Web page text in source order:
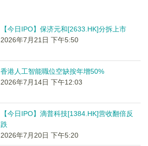
【今日IPO】保济元和[2633.HK]分拆上市
2026年7月21日 下午5:50
香港人工智能職位空缺按年增50%
2026年7月14日 下午12:03
【今日IPO】滴普科技[1384.HK]营收翻倍反
跌
2026年7月20日 下午5:20